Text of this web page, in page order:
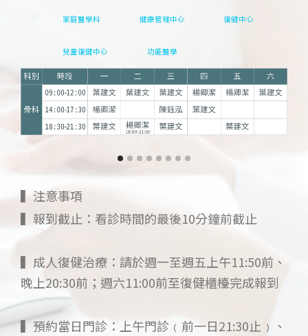
家庭醫學科 健康管理中心 復健中心
兒童復健中心 功能醫學
注意事項
▍報到截止：看診時間的最後10分鐘前截止
ㅤ
▍成人復健治療：請於週一至週五上午11:50前、
晚上20:30前；週六11:00前至復健櫃檯完成報到
ㅤ
▍預約當日門診：上午門診﹙前一日21:30止﹚、